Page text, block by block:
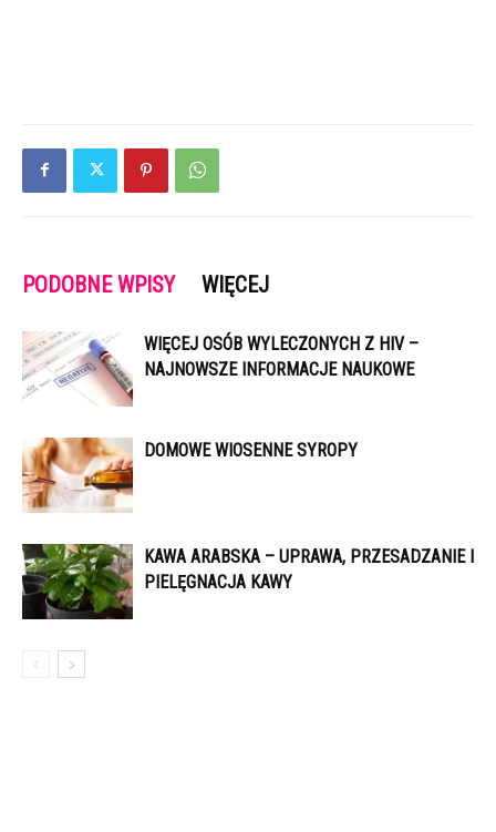
PODOBNE WPISY WIĘCEJ
WIĘCEJ OSÓB WYLECZONYCH Z HIV –
NAJNOWSZE INFORMACJE NAUKOWE
DOMOWE WIOSENNE SYROPY
KAWA ARABSKA – UPRAWA, PRZESADZANIE I
PIELĘGNACJA KAWY